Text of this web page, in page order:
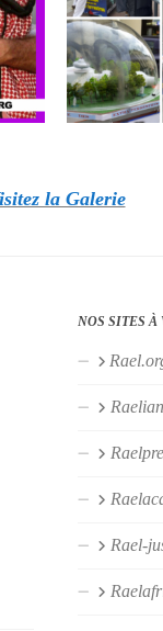
la Galerie
NOS SITES À
Rael-